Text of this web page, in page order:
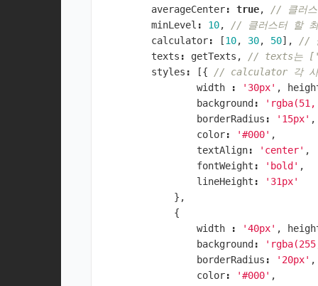
averageCenter: true,
// 클러스
minLevel : 10,
// 클러스터 할
calculator: [10, 30, 50],
//
texts : getTexts ,
// texts는 ['
styles : [{
// calculator 각 사
width
: '30px' ,
background :
borderRadius : '15px' ,
color: '#000' ,
textAlign: 'center' ,
fontWeight : 'bold' ,
lineHeight :
'31px'
},
{
width
: '40px' ,
background :
borderRadius : '20px' ,
color: '#000' ,